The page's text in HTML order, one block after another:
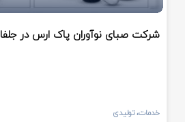
شرکت صبای نوآوران پاک ارس در جلفا
خدمات، تولیدی